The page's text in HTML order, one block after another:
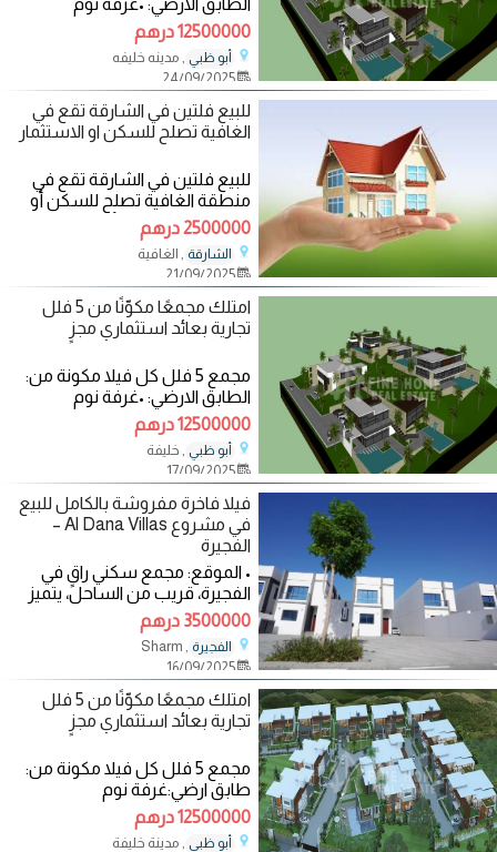
الطابق الارضي: •غرفة نوم
•مجلسين •صالة طعام •صالة
جلوس •مطبخ
12500000 درهم
أبو ظبي , مدينه خليفه
24/09/2025
للبيع فلتين في الشارقة تقع في
الغافية تصلح للسكن او الاستثمار
للبيع فلتين في الشارقة تقع في
منطقة الغافية تصلح للسكن أو
قدم مربع مساحة
2500000 درهم
الشارقة , الغافية
21/09/2025
امتلك مجمعًا مكوّنًا من 5 فلل
تجارية بعائد استثماري مجزٍ
مجمع 5 فلل كل فيلا مكونة من:
الطابق الارضي: •غرفة نوم
•مجلسين •صالة طعام •صالة
جلوس •مطبخ
12500000 درهم
أبو ظبي , خليفة
17/09/2025
فيلا فاخرة مفروشة بالكامل للبيع
في مشروع Al Dana Villas –
الفجيرة
• الموقع: مجمع سكني راقٍ في
الفجيرة، قريب من الساحل، يتميز
بإطلالات خلابة على البحر والجبال
مع
3500000 درهم
الفجيرة , Sharm
16/09/2025
امتلك مجمعًا مكوّنًا من 5 فلل
تجارية بعائد استثماري مجزٍ
مجمع 5 فلل كل فيلا مكونة من:
طابق ارضي:غرفة نوم
•مجلسين•صالة طعام •صالة
جلوس •مطبخ •حمامين طابق
12500000 درهم
أبو ظبي , مدينة خليفة